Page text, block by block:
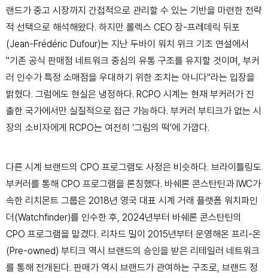
랜드가 중고 시장까지 간접적으로 관리할 수 있는 기반을 마련한 전략
적 선택으로 해석해왔다. 하지만 롤렉스 CEO 장-프레데릭 뒤포
(Jean-Frédéric Dufour)는 지난 두바이 워치 위크 기조 연설에서
"기존 공식 판매점 네트워크 중심의 유통 구조를 유지할 것이며, 부커
러 인수가 특정 소매점을 우대하기 위한 조치는 아니다"라는 입장을
밝혔다. 그럼에도 현실은 냉정하다. RCPO 시계는 현재 부커러가 진
출한 국가에서만 실질적으로 접근 가능하다. 부커러 부티크가 없는 시
장의 소비자에게 RCPO는 여전히 ‘그림의 떡’에 가깝다.
다른 시계 브랜드의 CPO 프로그램도 사정은 비슷하다. 브라이틀링도
부커러를 통해 CPO 프로그램을 론칭했다. 바쉐론 콘스탄틴과 IWC가
속한 리치몬트 그룹은 2018년 영국 대표 시계 거래 플랫폼 워치파인
더(Watchfinder)를 인수한 후, 2024년부터 바쉐론 콘스탄틴의
CPO 프로그램을 맡겼다. 리차드 밀이 2015년부터 운영해온 프리-온
(Pre-owned) 부티크 역시 브랜드의 승인을 받은 리테일러 네트워크
를 통해 전개된다. 판매가 역시 브랜드가 관여하는 구조로, 브랜드 정